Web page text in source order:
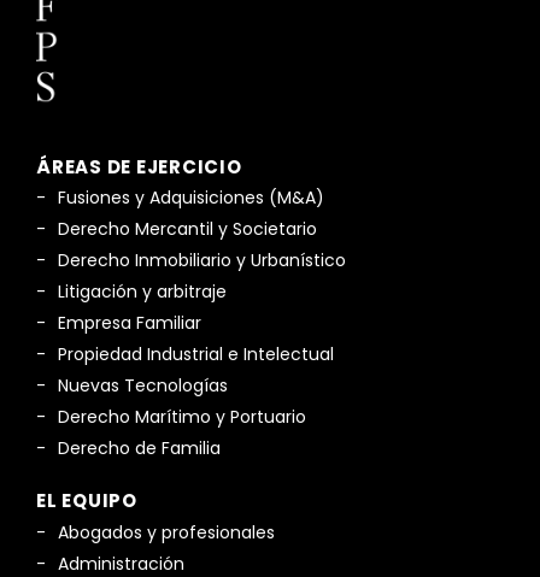
ÁREAS DE EJERCICIO
Fusiones y Adquisiciones (M&A)
Derecho Mercantil y Societario
Derecho Inmobiliario y Urbanístico
Litigación y arbitraje
Empresa Familiar
Propiedad Industrial e Intelectual
Nuevas Tecnologías
Derecho Marítimo y Portuario
Derecho de Familia
EL EQUIPO
Abogados y profesionales
Administración